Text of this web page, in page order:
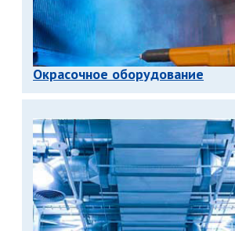
Окрасочное оборудование